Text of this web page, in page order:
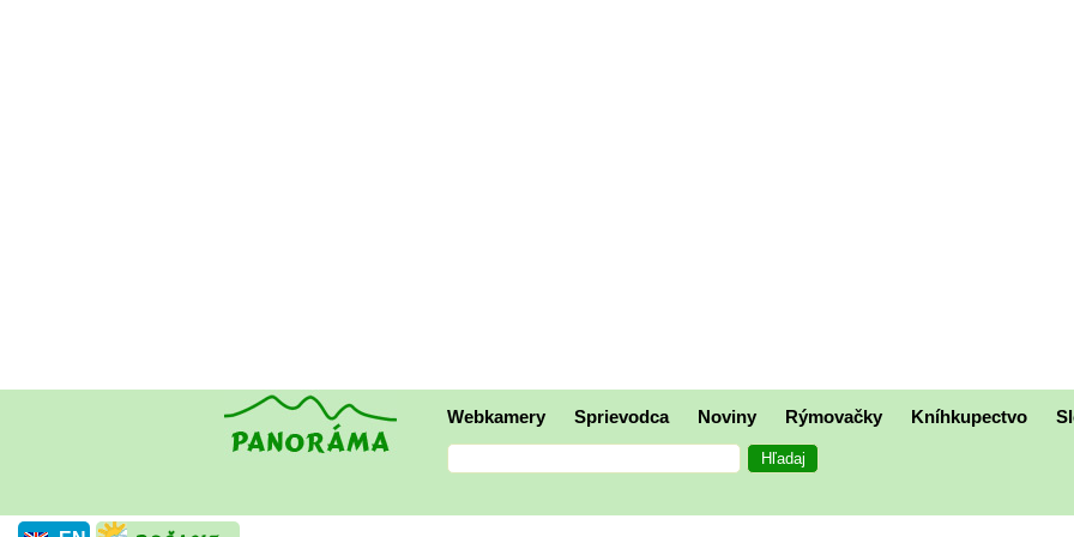
Webkamery Sprievodca Noviny Rýmovačky Kníhkupectvo